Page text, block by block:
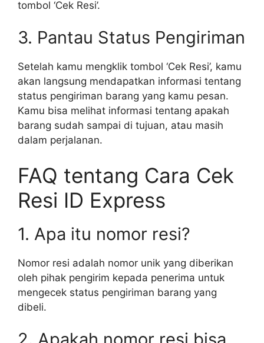
tombol ‘Cek Resi’.
3. Pantau Status Pengiriman
Setelah kamu mengklik tombol ‘Cek Resi’, kamu
akan langsung mendapatkan informasi tentang
status pengiriman barang yang kamu pesan.
Kamu bisa melihat informasi tentang apakah
barang sudah sampai di tujuan, atau masih
dalam perjalanan.
FAQ tentang Cara Cek
Resi ID Express
1. Apa itu nomor resi?
Nomor resi adalah nomor unik yang diberikan
oleh pihak pengirim kepada penerima untuk
mengecek status pengiriman barang yang
dibeli.